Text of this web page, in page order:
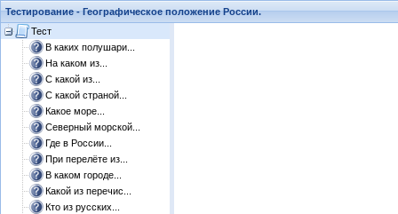
Тестирование - Географическое положение России.
Тест
В каких полушари...
На каком из...
С какой из...
С какой страной...
Какое море...
Северный морской...
Где в России...
При перелёте из...
В каком городе...
Какой из перечис...
Кто из русских...